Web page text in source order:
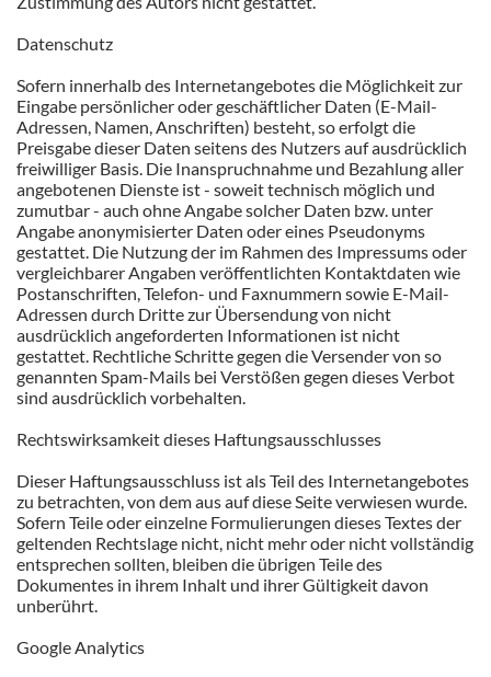
Datenschutz
Sofern innerhalb des Internetangebotes die Möglichkeit zur
Eingabe persönlicher oder geschäftlicher Daten (E-Mail-
Adressen, Namen, Anschriften) besteht, so erfolgt die
Preisgabe dieser Daten seitens des Nutzers auf ausdrücklich
freiwilliger Basis. Die Inanspruchnahme und Bezahlung aller
angebotenen Dienste ist - soweit technisch möglich und
zumutbar - auch ohne Angabe solcher Daten bzw. unter
Angabe anonymisierter Daten oder eines Pseudonyms
gestattet. Die Nutzung der im Rahmen des Impressums oder
vergleichbarer Angaben veröffentlichten Kontaktdaten wie
Postanschriften, Telefon- und Faxnummern sowie E-Mail-
Adressen durch Dritte zur Übersendung von nicht
ausdrücklich angeforderten Informationen ist nicht
gestattet. Rechtliche Schritte gegen die Versender von so
genannten Spam-Mails bei Verstößen gegen dieses Verbot
sind ausdrücklich vorbehalten.
Rechtswirksamkeit dieses Haftungsausschlusses
Dieser Haftungsausschluss ist als Teil des Internetangebotes
zu betrachten, von dem aus auf diese Seite verwiesen wurde.
Sofern Teile oder einzelne Formulierungen dieses Textes der
geltenden Rechtslage nicht, nicht mehr oder nicht vollständig
entsprechen sollten, bleiben die übrigen Teile des
Dokumentes in ihrem Inhalt und ihrer Gültigkeit davon
unberührt.
Google Analytics